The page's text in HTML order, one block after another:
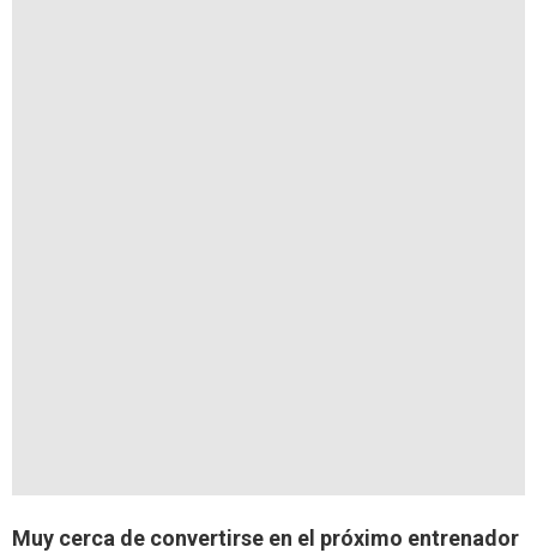
Muy cerca de convertirse en el próximo entrenador